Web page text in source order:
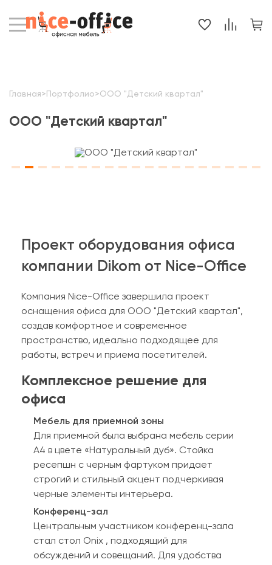
Главная> Портфолио>ООО "Детский квартал"
ООО "Детский квартал"
Проект оборудования офиса
компании Dikom от Nice-Office
Компания Nice-Office завершила проект
оснащения офиса для ООО "Детский квартал",
создав комфортное и современное
пространство, идеально подходящее для
работы, встреч и приема посетителей.
Комплексное решение для
офиса
Мебель для приемной зоны
Для приемной была выбрана мебель серии
А4 в цвете «Натуральный дуб». Стойка
ресепшн с черным фартуком придает
строгий и стильный акцент подчеркивая
черные элементы интерьера.
Конференц-зал
Центральным участником конференц-зала
стал стол Onix , подходящий для
обсуждений и совещаний. Для удобства